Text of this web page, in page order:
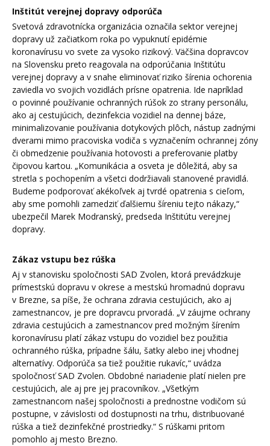
Inštitút verejnej dopravy odporúča
Svetová zdravotnícka organizácia označila sektor verejnej
dopravy už začiatkom roka po vypuknutí epidémie
koronavírusu vo svete za vysoko rizikový. Väčšina dopravcov
na Slovensku preto reagovala na odporúčania Inštitútu
verejnej dopravy a v snahe eliminovať riziko šírenia ochorenia
zaviedla vo svojich vozidlách prísne opatrenia. Ide napríklad
o povinné používanie ochranných rúšok zo strany personálu,
ako aj cestujúcich, dezinfekcia vozidiel na dennej báze,
minimalizovanie používania dotykových plôch, nástup zadnými
dverami mimo pracoviska vodiča s vyznačením ochrannej zóny
či obmedzenie používania hotovosti a preferovanie platby
čipovou kartou. „Komunikácia a osveta je dôležitá, aby sa
stretla s pochopením a všetci dodržiavali stanovené pravidlá.
Budeme podporovať akékoľvek aj tvrdé opatrenia s cieľom,
aby sme pomohli zamedziť ďalšiemu šíreniu tejto nákazy,“
ubezpečil Marek Modranský, predseda Inštitútu verejnej
dopravy.
Zákaz vstupu bez rúška
Aj v stanovisku spoločnosti SAD Zvolen, ktorá prevádzkuje
prímestskú dopravu v okrese a mestskú hromadnú dopravu
v Brezne, sa píše, že ochrana zdravia cestujúcich, ako aj
zamestnancov, je pre dopravcu prvoradá. „V záujme ochrany
zdravia cestujúcich a zamestnancov pred možným šírením
koronavírusu platí zákaz vstupu do vozidiel bez použitia
ochranného rúška, prípadne šálu, šatky alebo inej vhodnej
alternatívy. Odporúča sa tiež použitie rukavíc,“ uvádza
spoločnosť SAD Zvolen. Obdobné nariadenie platí nielen pre
cestujúcich, ale aj pre jej pracovníkov. „Všetkým
zamestnancom našej spoločnosti a prednostne vodičom sú
postupne, v závislosti od dostupnosti na trhu, distribuované
rúška a tiež dezinfekčné prostriedky.“ S rúškami pritom
pomohlo aj mesto Brezno.